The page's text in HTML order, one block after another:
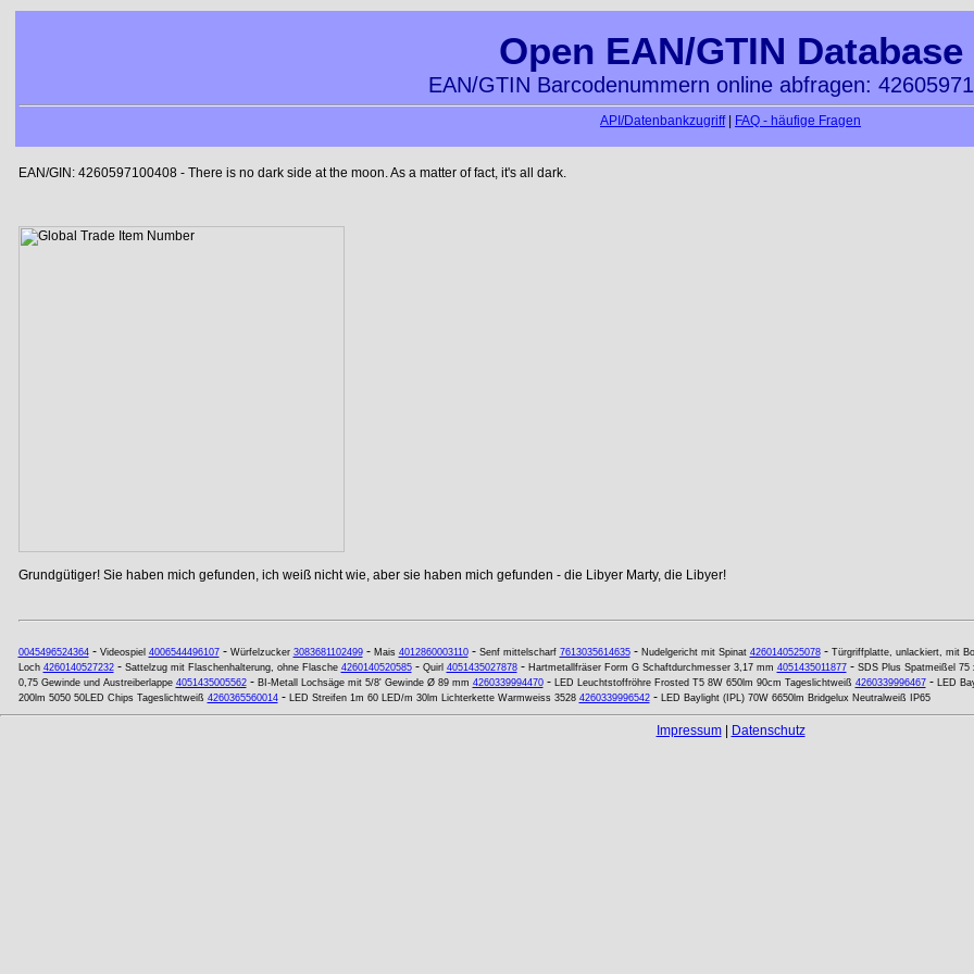
Open EAN/GTIN Database
EAN/GTIN Barcodenummern online abfragen:
API/Datenbankzugriff| FAQ - häufige Fragen
EAN/GIN: 4260597100408 - There is no dark side at the moon. As a matter of fact, it's all dark.
Grundgütiger! Sie haben mich gefunden, ich weiß nicht wie, aber sie haben mich gefunden - die Libyer Marty, die Libyer!
0045496524364- Videospiel 4006544496107- Würfelzucker 3083681102499- Mais 4012860003110- Senf mittelscharf 7613035614635- Nudelgericht mit Spinat 4260140525078- Türgriffplatte, unlackiert, mit
Loch 4260140527232- Sattelzug mit Flaschenhalterung, ohne Flasche 4260140520585- Quirl 4051435027878- Hartmetallfräser Form G Schaftdurchmesser 3,17 mm 4051435011877- SDS Plus Spatmeißel 75
0,75 Gewinde und Austreiberlappe 4051435005562- BI-Metall Lochsäge mit 5/8' Gewinde Ø 89 mm 4260339994470- LED Leuchtstoffröhre Frosted T5 8W 650lm 90cm Tageslichtweiß 4260339996467- LED
200lm 5050 50LED Chips Tageslichtweiß 4260365560014- LED Streifen 1m 60 LED/m 30lm Lichterkette Warmweiss 3528 4260339996542- LED Baylight (IPL) 70W 6650lm Bridgelux Neutralweiß IP65
Impressum| Datenschutz